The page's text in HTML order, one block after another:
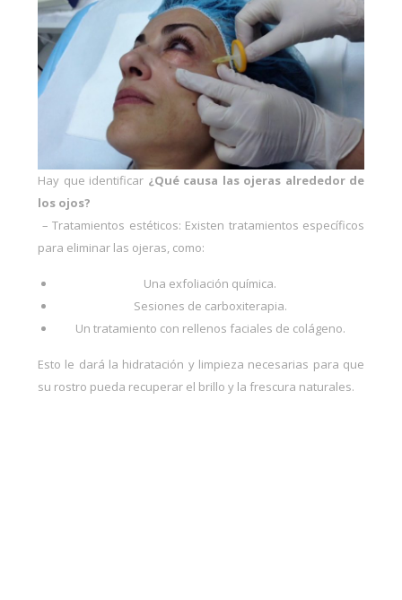
Hay que identificar ¿Qué causa las ojeras alrededor de
los ojos?
– Tratamientos estéticos: Existen tratamientos específicos
para eliminar las ojeras, como:
Una exfoliación química.
Sesiones de carboxiterapia.
Un tratamiento con rellenos faciales de colágeno.
Esto le dará la hidratación y limpieza necesarias para que
su rostro pueda recuperar el brillo y la frescura naturales.